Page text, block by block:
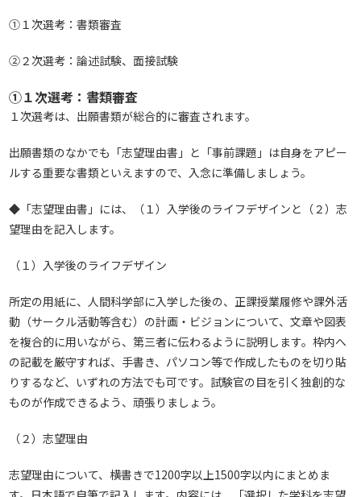
①１次選考：書類審査
②２次選考：論述試験、面接試験
①１次選考：書類審査
１次選考は、出願書類が総合的に審査されます。
出願書類のなかでも「志望理由書」と「事前課題」は自身をアピー
ルする重要な書類といえますので、入念に準備しましょう。
◆「志望理由書」には、（１）入学後のライフデザインと（２）志
望理由を記入します。
（１）入学後のライフデザイン
所定の用紙に、人間科学部に入学した後の、正課授業履修や課外活
動（サークル活動等含む）の計画・ビジョンについて、文章や図表
を複合的に用いながら、第三者に伝わるように説明します。枠内へ
の記載を厳守すれば、手書き、パソコン等で作成したものを切り貼
りするなど、いずれの方法でも可です。試験官の目を引く独創的な
ものが作成できるよう、頑張りましょう。
（２）志望理由
志望理由について、横書きで1200字以上1500字以内にまとめま